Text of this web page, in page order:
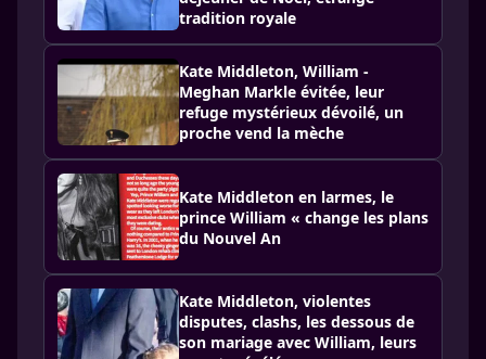
tradition royale
Kate Middleton, William -
Meghan Markle évitée, leur
refuge mystérieux dévoilé, un
proche vend la mèche
Kate Middleton en larmes, le
prince William « change les plans
du Nouvel An
Kate Middleton, violentes
disputes, clashs, les dessous de
son mariage avec William, leurs